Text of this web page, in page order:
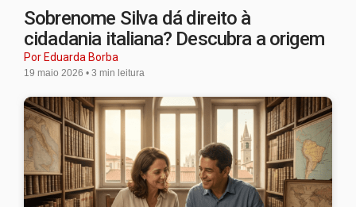
Sobrenome Silva dá direito à
cidadania italiana? Descubra a origem
Por Eduarda Borba
19 maio 2026 • 3 min leitura